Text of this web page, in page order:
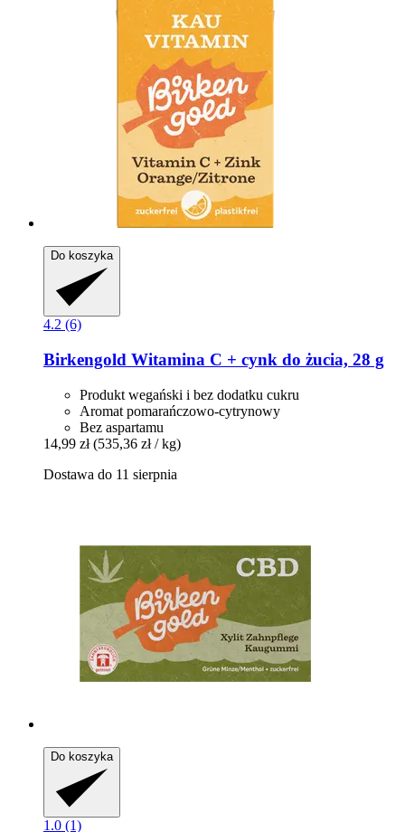
Do koszyka
4.2 (6)
Birkengold Witamina C + cynk do żucia, 28 g
Produkt wegański i bez dodatku cukru
Aromat pomarańczowo-cytrynowy
Bez aspartamu
14,99 zł (535,36 zł / kg)
Dostawa do 11 sierpnia
Do koszyka
1.0 (1)